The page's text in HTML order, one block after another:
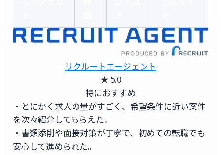
リクルートエージェント
★ 5.0
特におすすめ
・とにかく求人の量がすごく、希望条件に近い案件
を次々紹介してもらえた。
・書類添削や面接対策が丁寧で、初めての転職でも
安心して進められた。